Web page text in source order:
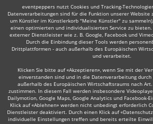
eventpeppers nutzt Cookies und Tracking-
Datenverarbeitungen sind für die Funktion unserer Website
um Künstler im Künstlerkorb "Meine Künstler" zu
einen optimierten und individualisierten Service zu bieten.
externer Dienstleister wie z. B. Google, Facebook und
Durch die Einbindung dieser Tools werden
Drittplattformen - auch außerhalb des Europäischen
und verarbeitet.
Klicken Sie bitte auf «Akzeptieren», wenn Sie mit der
einverstanden sind und in die Datenverarbeitung
außerhalb des Europäischen Wirtschaftsraums nach Art.
zustimmen. In diesem Fall werden insbesondere
Dailymotion, Google Maps, Google Analytics und Facebook-
Klick auf «Ablehnen» werden nicht unbedingt erforderlich
Dienstleister deaktiviert. Durch einen Klick auf
individuelle Einstellungen treffen und bereits erteilte